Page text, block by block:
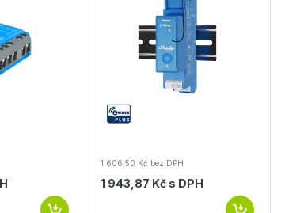
1 606,50 Kč bez DPH
1 943,87 Kč s DPH